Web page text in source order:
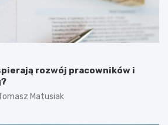
rozwój pracowników i
Matusiak